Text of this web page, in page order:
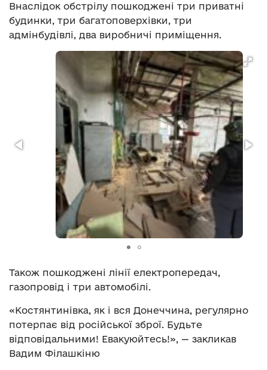
Внаслідок обстрілу пошкоджені три приватні
будинки, три багатоповерхівки, три
адмінбудівлі, два виробничі приміщення.
Також пошкоджені лінії електропередач,
газопровід і три автомобілі.
«Костянтинівка, як і вся Донеччина, регулярно
потерпає від російської зброї. Будьте
відповідальними! Евакуюйтесь!», — закликав
Вадим Філашкіню